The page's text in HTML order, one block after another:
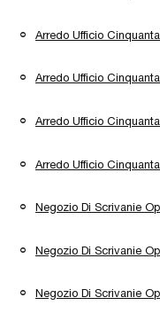
Arredo Ufficio
Arredo Ufficio
Arredo Ufficio
Arredo Ufficio
Negozio Di Scrivanie
Negozio Di Scrivanie
Negozio Di Scrivanie